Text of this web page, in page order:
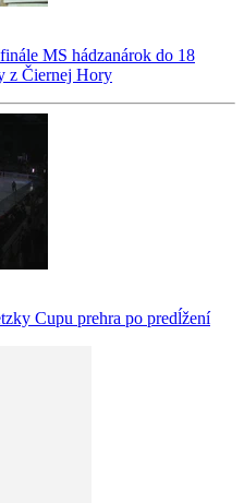
MS hádzanárok do 18
z Čiernej Hory
Cupu prehra po predĺžení